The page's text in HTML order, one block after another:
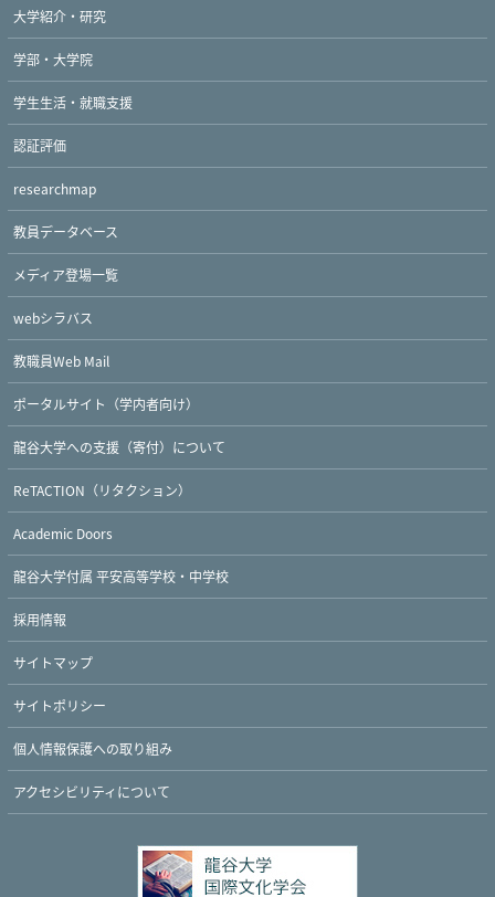
大学紹介・研究
学部・大学院
学生生活・就職支援
認証評価
researchmap
教員データベース
メディア登場一覧
webシラバス
教職員Web Mail
ポータルサイト（学内者向け）
龍谷大学への支援（寄付）について
ReTACTION（リタクション）
Academic Doors
龍谷大学付属 平安高等学校・中学校
採用情報
サイトマップ
サイトポリシー
個人情報保護への取り組み
アクセシビリティについて